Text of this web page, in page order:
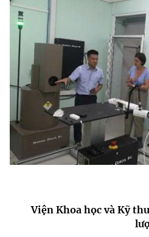
Viện Khoa học và Kỹ